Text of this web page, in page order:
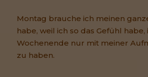
Montag brauche ich meinen
habe, weil ich so das Gefühl
Wochenende nur mit meiner
zu haben.